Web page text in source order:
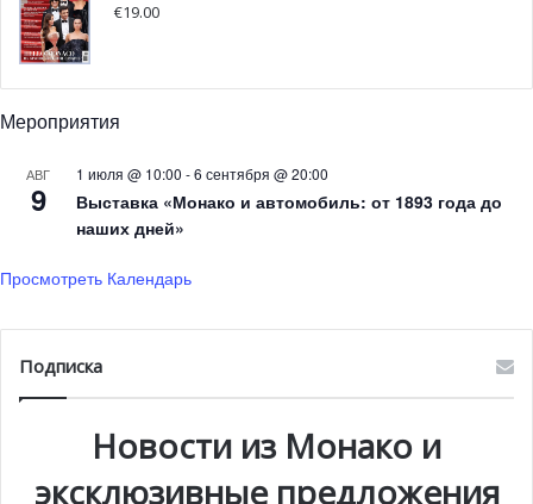
€19.00
Мероприятия
АВГ
9
1 июля @ 10:00 -6 сентября @ 20:00
Выставка «Монако и автомобиль: от 1893 года до
наших дней»
Просмотреть Календарь
Подписка
Новости из Монако и
эксклюзивные предложения